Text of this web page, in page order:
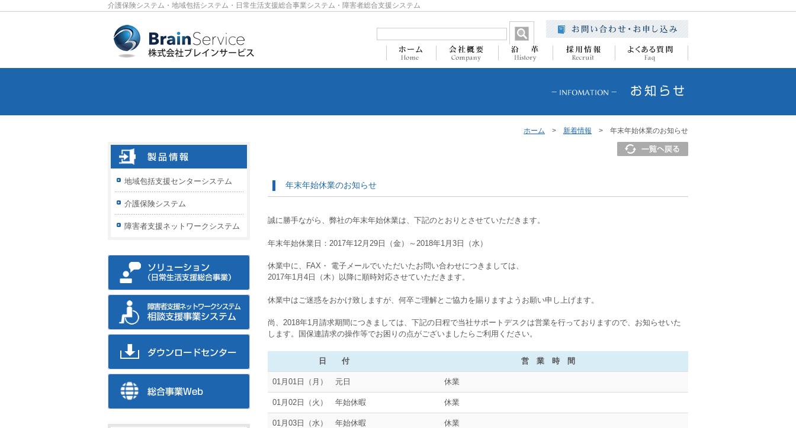
介護保険システム・地域包括システム・日常生活支援総合事業システム・障害者総合支援システム
ホーム > 新着情報 > 年末年始休業のお知らせ
年末年始休業のお知らせ
誠に勝手ながら、弊社の年末年始休業は、下記のとおりとさせていただきます。
年末年始休業日：2017年12月29日（金）～2018年1月3日（水）
休業中に、FAX・ 電子メールでいただいたお問い合わせにつきましては、
2017年1月4日（木）以降に順時対応させていただきます。
休業中はご迷惑をおかけ致しますが、何卒ご理解とご協力を賜りますようお願い申し上げます。
尚、2018年1月請求期間につきましては、下記の日程で当社サポートデスクは営業を行っておりますので、お知らせいた
します。国保連請求の操作等でお困りの点がございましたらご利用ください。
日 付 営 業 時 間
01月01日（月） 元日 休業
01月02日（火） 年始休暇 休業
01月03日（水） 年始休暇 休業
地域包括支援センターシステム
介護保険システム
障害者支援ネットワークシステム